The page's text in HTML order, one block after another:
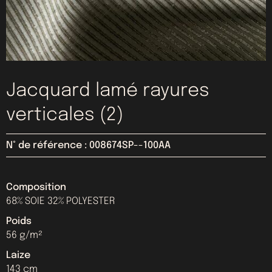
Jacquard lamé rayures
verticales (2)
N° de référence : 008674SP--100AA
Composition
68% SOIE 32% POLYESTER
Poids
56 g/m²
Laize
143 cm